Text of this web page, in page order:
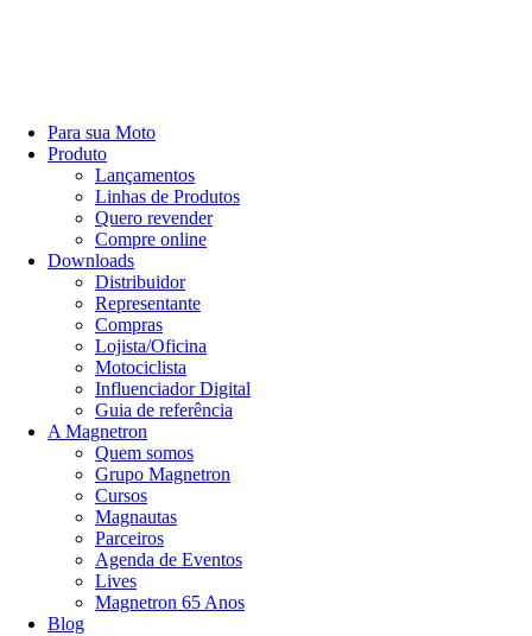
Para sua Moto
Produto
Lançamentos
Linhas de Produtos
Quero revender
Compre online
Downloads
Distribuidor
Representante
Compras
Lojista/Oficina
Motociclista
Influenciador Digital
Guia de referência
A Magnetron
Quem somos
Grupo Magnetron
Cursos
Magnautas
Parceiros
Agenda de Eventos
Lives
Magnetron 65 Anos
Blog